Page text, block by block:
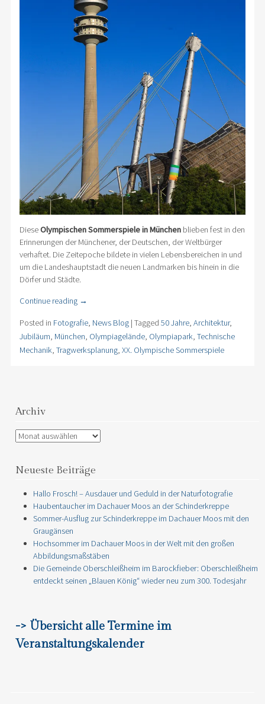
DieseOlympischen Sommerspiele in Münchenblieben fest in den
Erinnerungen der Münchener, der Deutschen, der Weltbürger
verhaftet. Die Zeitepoche bildete in vielen Lebensbereichen in und
um die Landeshauptstadt die neuen Landmarken bis hinein in die
Dörfer und Städte.
Continue reading →
Posted in Fotografie, News Blog | Tagged 50 Jahre, Architektur,
Jubiläum, München, Olympiagelände, Olympiapark, Technische
Mechanik, Tragwerksplanung, XX. Olympische Sommerspiele
Archiv
Archiv
Neueste Beiträge
Hallo Frosch! – Ausdauer und Geduld in der Naturfotografie
Haubentaucher im Dachauer Moos an der Schinderkreppe
Sommer-Ausflug zur Schinderkreppe im Dachauer Moos mit den
Graugänsen
Hochsommer im Dachauer Moos in der Welt mit den großen
Abbildungsmaßstäben
Die Gemeinde Oberschleißheim im Barockfieber: Oberschleißheim
entdeckt seinen „Blauen König“ wieder neu zum 300. Todesjahr
-> Übersicht alle Termine im
Veranstaltungskalender